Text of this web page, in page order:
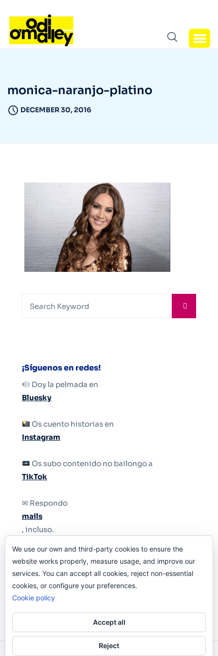
monica-naranjo-platino
DECEMBER 30, 2016
¡Síguenos en redes!
Doy la pelmada en
Bluesky
Os cuento historias en
Instagram
Os subo contenido no bailongo a
TikTok
✉ Respondo
mails
, incluso.
Y si una persona no puede tener teléfono, que
le quiten el teléfono.
We use our own and third-party cookies to ensure the
website works properly, measure usage, and improve our
services. You can accept all cookies, reject non-essential
cookies, or configure your preferences.
Cookie policy
Accept all
Reject